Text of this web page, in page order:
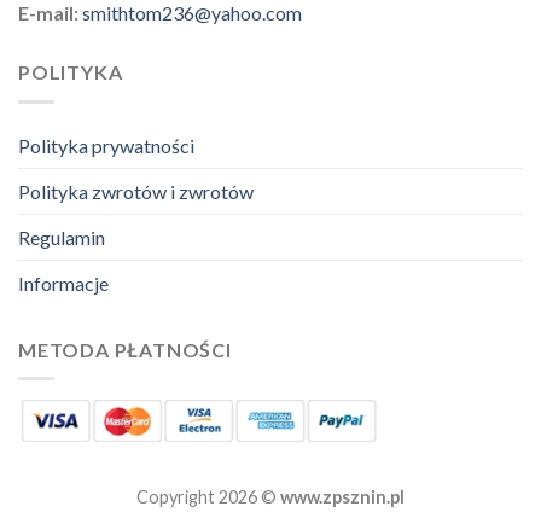
E-mail:smithtom236@yahoo.com
POLITYKA
Polityka prywatności
Polityka zwrotów i zwrotów
Regulamin
Informacje
METODA PŁATNOŚCI
Copyright 2026 © www.zpsznin.pl